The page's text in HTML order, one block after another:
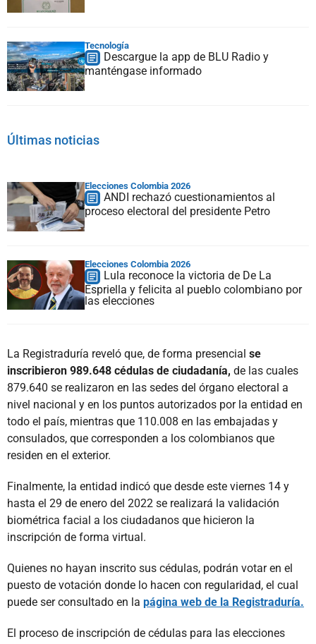
Tecnología
Descargue la app de BLU Radio y
manténgase informado
Últimas noticias
Elecciones Colombia 2026
ANDI rechazó cuestionamientos al
proceso electoral del presidente Petro
Elecciones Colombia 2026
Lula reconoce la victoria de De La
Espriella y felicita al pueblo colombiano por
las elecciones
La Registraduría reveló que, de forma presencial se
inscribieron 989.648 cédulas de ciudadanía, de las cuales
879.640 se realizaron en las sedes del órgano electoral a
nivel nacional y en los puntos autorizados por la entidad en
todo el país, mientras que 110.008 en las embajadas y
consulados, que corresponden a los colombianos que
residen en el exterior.
Finalmente, la entidad indicó que desde este viernes 14 y
hasta el 29 de enero del 2022 se realizará la validación
biométrica facial a los ciudadanos que hicieron la
inscripción de forma virtual.
Quienes no hayan inscrito sus cédulas, podrán votar en el
puesto de votación donde lo hacen con regularidad, el cual
puede ser consultado en la página web de la Registraduría.
El proceso de inscripción de cédulas para las elecciones